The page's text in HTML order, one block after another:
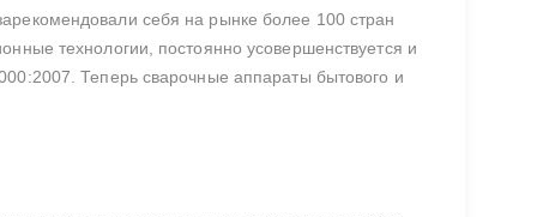
себя на рынке более 100 стран
технологии, постоянно усовершенствуется и
Теперь сварочные аппараты бытового и